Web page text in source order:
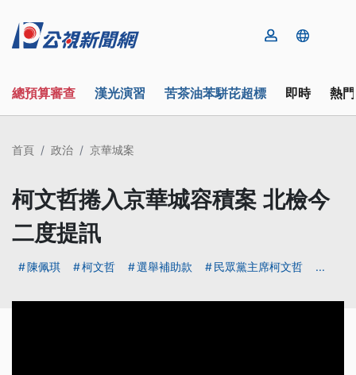
總預算審查 漢光演習 苦茶油苯駢芘超標 即時 熱
首頁 政治 京華城案
柯文哲捲入京華城容積案 北檢今
二度提訊
陳佩琪 柯文哲 選舉補助款 民眾黨主席柯文哲 ...